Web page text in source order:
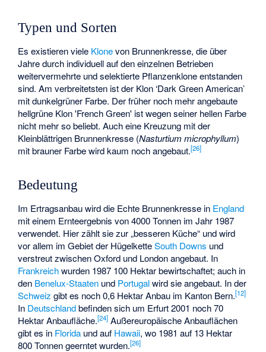
Typen und Sorten
Es existieren viele Klonevon Brunnenkresse, die über
Jahre durch individuell auf den einzelnen Betrieben
weitervermehrte und selektierte Pflanzenklone entstanden
sind. Am verbreitetsten ist der Klon ‘Dark Green American’
mit dunkelgrüner Farbe. Der früher noch mehr angebaute
hellgrüne Klon 'French Green' ist wegen seiner hellen Farbe
nicht mehr so beliebt. Auch eine Kreuzung mit der
Kleinblättrigen Brunnenkresse (Nasturtium microphyllum)
mit brauner Farbe wird kaum noch angebaut.[26]
Bedeutung
Im Ertragsanbauwird die Echte Brunnenkresse in England
mit einem Ernteergebnis von 4000 Tonnen im Jahr 1987
verwendet. Hier zählt sie zur „besseren Küche“ und wird
vor allem im Gebiet der HügelketteSouth Downs und
verstreut zwischen Oxford und London angebaut. In
Frankreichwurden 1987 100 Hektar bewirtschaftet; auch in
den Benelux-Staaten und Portugalwird sie angebaut. In der
Schweiz gibt es noch 0,6 Hektar Anbau im Kanton Bern.[12]
In Deutschlandbefinden sich um Erfurt 2001 noch 70
Hektar Anbaufläche.[24] Außereuropäische Anbauflächen
gibt es in Florida und auf Hawaii, wo 1981 auf 13 Hektar
800 Tonnen geerntet wurden.[26]